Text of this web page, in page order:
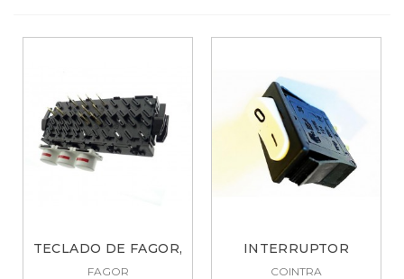
TECLADO DE FAGOR,
10 CONTACTOS,...
FAGOR
INTERRUPTOR
UNIPOLAR
COINTRA